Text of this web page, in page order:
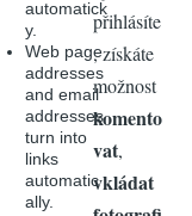
automatick
y.
Web page
addresses
and email
addresses
turn into
links
automatic
ally.
přihlásíte
, získáte
možnost
komento
vat,
vkládat